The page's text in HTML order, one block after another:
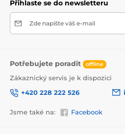
Přihlaste se do newsletteru
Zde napište váš e-mail
Potřebujete poradit offline
Zákaznický servis je k dispozici
+420 228 222 526
Jsme také na: Facebook